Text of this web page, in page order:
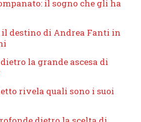
il sogno che gli ha
il destino di Andrea Fanti in
dietro la grande ascesa di
rivela quali sono i suoi